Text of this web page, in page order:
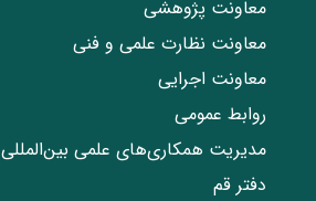
معاونت پژوهشی
معاونت نظارت علمی و فنی
معاونت اجرایی
روابط عمومی
مدیریت همکاری‌های علمی بین‌المللی
دفتر قم